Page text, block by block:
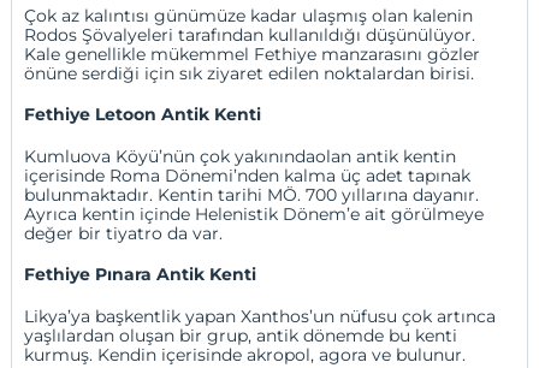
Çok az kalıntısı günümüze kadar ulaşmış olan kalenin
Rodos Şövalyeleri tarafından kullanıldığı düşünülüyor.
Kale genellikle mükemmel Fethiye manzarasını gözler
önüne serdiği için sık ziyaret edilen noktalardan birisi.
Fethiye Letoon Antik Kenti
Kumluova Köyü’nün çok yakınındaolan antik kentin
içerisinde Roma Dönemi’nden kalma üç adet tapınak
bulunmaktadır. Kentin tarihi MÖ. 700 yıllarına dayanır.
Ayrıca kentin içinde Helenistik Dönem’e ait görülmeye
değer bir tiyatro da var.
Fethiye Pınara Antik Kenti
Likya’ya başkentlik yapan Xanthos’un nüfusu çok artınca
yaşlılardan oluşan bir grup, antik dönemde bu kenti
kurmuş. Kendin içerisinde akropol, agora ve bulunur.